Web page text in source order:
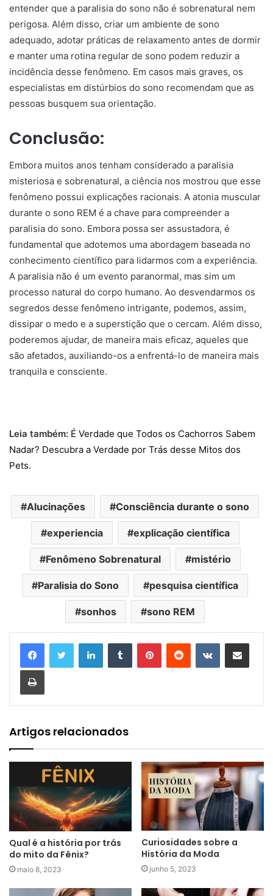
entender que a paralisia do sono não é sobrenatural nem
perigosa. Além disso, criar um ambiente de sono
adequado, adotar práticas de relaxamento antes de dormir
e manter uma rotina regular de sono podem reduzir a
incidência desse fenômeno. Em casos mais graves, os
especialistas em distúrbios do sono recomendam que as
pessoas busquem sua orientação.
Conclusão:
Embora muitos anos tenham considerado a paralisia
misteriosa e sobrenatural, a ciência nos mostrou que esse
fenômeno possui explicações racionais. A atonia muscular
durante o sono REM é a chave para compreender a
paralisia do sono. Embora possa ser assustadora, é
fundamental que adotemos uma abordagem baseada no
conhecimento científico para lidarmos com a experiência.
A paralisia não é um evento paranormal, mas sim um
processo natural do corpo humano. Ao desvendarmos os
segredos desse fenômeno intrigante, podemos, assim,
dissipar o medo e a superstição que o cercam. Além disso,
poderemos ajudar, de maneira mais eficaz, aqueles que
são afetados, auxiliando-os a enfrentá-lo de maneira mais
tranquila e consciente.
Leia também: É Verdade que Todos os Cachorros Sabem
Nadar? Descubra a Verdade por Trás desse Mitos dos
Pets.
Alucinações Consciência durante o sono
experiencia explicação científica
Fenômeno Sobrenatural mistério
Paralisia do Sono pesquisa científica
sonhos sono REM
Artigos relacionados
Qual é a história por trás
do mito da Fênix?
maio 8, 2023
Curiosidades sobre a
História da Moda
junho 5, 2023